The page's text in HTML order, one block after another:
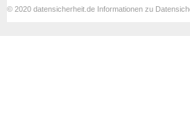
© 2020 datensicherheit.de Informationen zu